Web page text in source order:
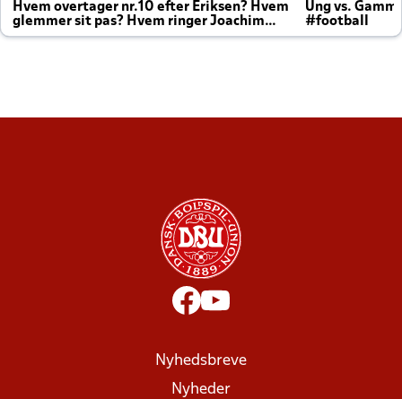
Hvem overtager nr.10 efter Eriksen? Hvem
glemmer sit pas? Hvem ringer Joachim
altid til efter kampe?
Ung vs.
#football
Nyhedsbreve
Nyheder